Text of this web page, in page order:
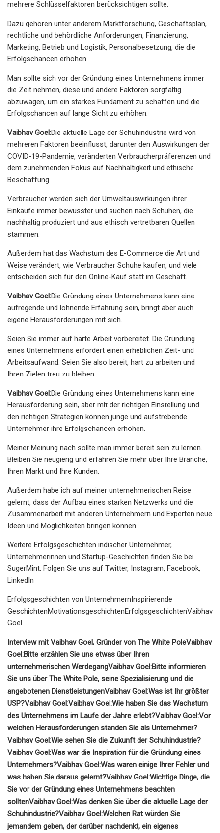
mehrere Schlüsselfaktoren berücksichtigen sollte.
Dazu gehören unter anderem Marktforschung, Geschäftsplan,
rechtliche und behördliche Anforderungen, Finanzierung,
Marketing, Betrieb und Logistik, Personalbesetzung, die die
Erfolgschancen erhöhen.
Man sollte sich vor der Gründung eines Unternehmens immer
die Zeit nehmen, diese und andere Faktoren sorgfältig
abzuwägen, um ein starkes Fundament zu schaffen und die
Erfolgschancen auf lange Sicht zu erhöhen.
Vaibhav Goel:Die aktuelle Lage der Schuhindustrie wird von
mehreren Faktoren beeinflusst, darunter den Auswirkungen der
COVID-19-Pandemie, veränderten Verbraucherpräferenzen und
dem zunehmenden Fokus auf Nachhaltigkeit und ethische
Beschaffung.
Verbraucher werden sich der Umweltauswirkungen ihrer
Einkäufe immer bewusster und suchen nach Schuhen, die
nachhaltig produziert und aus ethisch vertretbaren Quellen
stammen.
Außerdem hat das Wachstum des E-Commerce die Art und
Weise verändert, wie Verbraucher Schuhe kaufen, und viele
entscheiden sich für den Online-Kauf statt im Geschäft.
Vaibhav Goel:Die Gründung eines Unternehmens kann eine
aufregende und lohnende Erfahrung sein, bringt aber auch
eigene Herausforderungen mit sich.
Seien Sie immer auf harte Arbeit vorbereitet. Die Gründung
eines Unternehmens erfordert einen erheblichen Zeit- und
Arbeitsaufwand. Seien Sie also bereit, hart zu arbeiten und
Ihren Zielen treu zu bleiben.
Vaibhav Goel:Die Gründung eines Unternehmens kann eine
Herausforderung sein, aber mit der richtigen Einstellung und
den richtigen Strategien können junge und aufstrebende
Unternehmer ihre Erfolgschancen erhöhen.
Meiner Meinung nach sollte man immer bereit sein zu lernen.
Bleiben Sie neugierig und erfahren Sie mehr über Ihre Branche,
Ihren Markt und Ihre Kunden.
Außerdem habe ich auf meiner unternehmerischen Reise
gelernt, dass der Aufbau eines starken Netzwerks und die
Zusammenarbeit mit anderen Unternehmern und Experten neue
Ideen und Möglichkeiten bringen können.
Weitere Erfolgsgeschichten indischer Unternehmer,
Unternehmerinnen und Startup-Geschichten finden Sie bei
SugerMint. Folgen Sie uns auf Twitter, Instagram, Facebook,
LinkedIn
Erfolgsgeschichten von UnternehmernInspirierende
GeschichtenMotivationsgeschichtenErfolgsgeschichtenVaibhav
Goel
Interview mit Vaibhav Goel, Gründer von The White PoleVaibhav
Goel:Bitte erzählen Sie uns etwas über Ihren
unternehmerischen WerdegangVaibhav Goel:Bitte informieren
Sie uns über The White Pole, seine Spezialisierung und die
angebotenen DienstleistungenVaibhav Goel:Was ist Ihr größter
USP?Vaibhav Goel:Vaibhav Goel:Wie haben Sie das Wachstum
des Unternehmens im Laufe der Jahre erlebt?Vaibhav Goel:Vor
welchen Herausforderungen standen Sie als Unternehmer?
Vaibhav Goel:Wie sehen Sie die Zukunft der Schuhindustrie?
Vaibhav Goel:Was war die Inspiration für die Gründung eines
Unternehmers?Vaibhav Goel:Was waren einige Ihrer Fehler und
was haben Sie daraus gelernt?Vaibhav Goel:Wichtige Dinge, die
Sie vor der Gründung eines Unternehmens beachten
solltenVaibhav Goel:Was denken Sie über die aktuelle Lage der
Schuhindustrie?Vaibhav Goel:Welchen Rat würden Sie
jemandem geben, der darüber nachdenkt, ein eigenes